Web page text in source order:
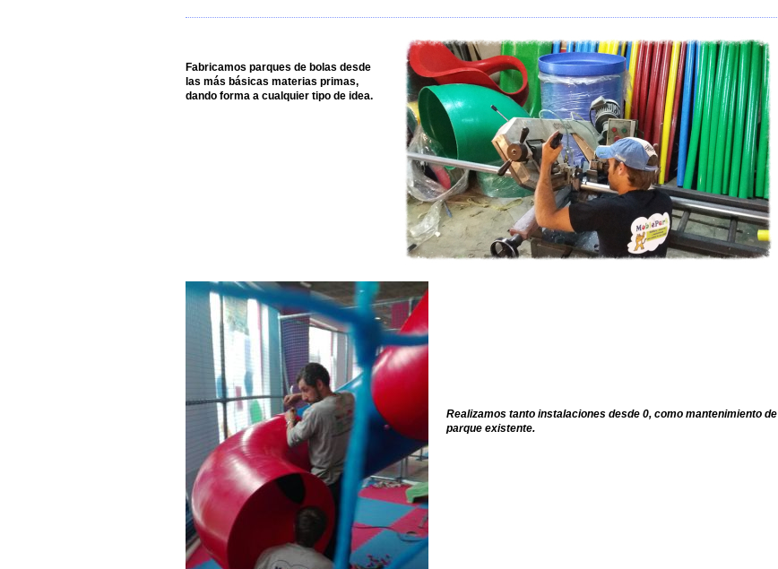
Fabricamos parques de bolas desde
las más básicas materias primas,
dando forma a cualquier tipo de idea.
Realizamos tanto instalaciones desde 0, como mantenimiento de
parque existente.